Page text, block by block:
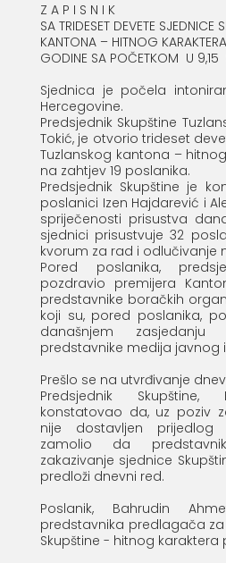
Z A P I S N I K
SA TRIDESET DEVETE SJEDNICE
KANTONA – HITNOG
GODINE SA POČETKOM U 9,15
Sjednica je počela
Hercegovine.
Predsjednik Skupštine
Tokić, je otvorio trideset
Tuzlanskog kantona –
na zahtjev 19 poslanika.
Predsjednik Skupštine je
poslanici Izen Hajdarević i
spriječenosti prisustva
sjednici prisustvuje 32
kvorum za rad i odlučivanje
Pored poslanika,
pozdravio premijera
predstavnike boračkih
koji su, pored poslanika,
današnjem
predstavnike medija javnog
Prešlo se na utvrđivanje
Predsjednik
konstatovao da, uz poziv
nije dostavljen
zamolio da
zakazivanje sjednice
predloži dnevni red.
Poslanik, Bahrudin
predstavnika predlagača
Skupštine - hitnog karaktera